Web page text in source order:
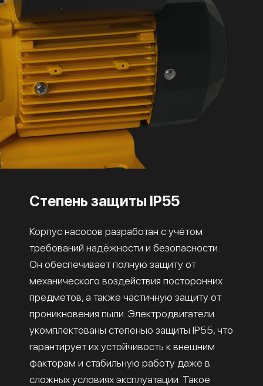
Степень защиты IP55
Корпус насосов разработан с учётом
требований надёжности и безопасности.
Он обеспечивает полную защиту от
механического воздействия посторонних
предметов, а также частичную защиту от
проникновения пыли. Электродвигатели
укомплектованы степенью защиты IP55, что
гарантирует их устойчивость к внешним
факторам и стабильную работу даже в
сложных условиях эксплуатации. Такое